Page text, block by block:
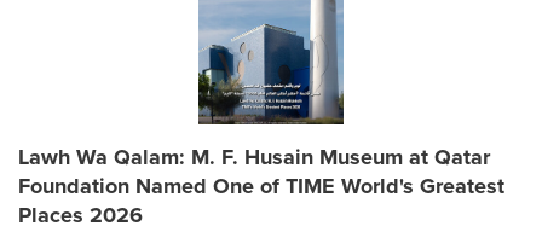
Lawh Wa Qalam: M. F. Husain Museum at Qatar
Foundation Named One of TIME World's Greatest
Places 2026